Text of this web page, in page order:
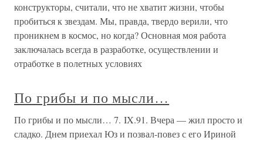
конструкторы, считали, что не хватит жизни, чтобы
пробиться к звездам. Мы, правда, твердо верили, что
проникнем в космос, но когда? Основная моя работа
заключалась всегда в разработке, осуществлении и
отработке в полетных условиях
По грибы и по мысли…
По грибы и по мысли… 7. IX.91. Вчера — жил просто и
сладко. Днем приехал Юз и позвал-повез с его Ириной